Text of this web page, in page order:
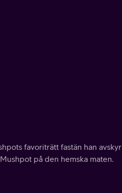
favoriträtt fastän han avskyr
på den hemska maten.